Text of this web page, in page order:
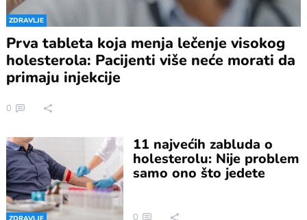
ZDRAVLJE
Prva tableta koja menja lečenje visokog
holesterola: Pacijenti više neće morati da
primaju injekcije
0
11 najvećih zabluda o
holesterolu: Nije problem
samo ono što jedete
0